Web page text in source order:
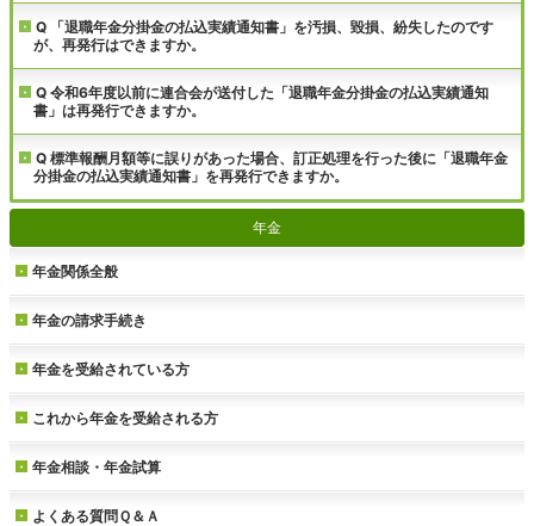
Q 「退職年金分掛金の払込実績通知書」を汚損、毀損、紛失したのです
が、再発行はできますか。
Q 令和6年度以前に連合会が送付した「退職年金分掛金の払込実績通知
書」は再発行できますか。
Q 標準報酬月額等に誤りがあった場合、訂正処理を行った後に「退職年金
分掛金の払込実績通知書」を再発行できますか。
年金
年金関係全般
年金の請求手続き
年金を受給されている方
これから年金を受給される方
年金相談・年金試算
よくある質問Ｑ＆Ａ